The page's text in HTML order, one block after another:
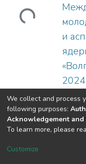
Loading...
и
2024
We collect and process
following purposes:
Acknowledgement and
To learn more, please
Customize